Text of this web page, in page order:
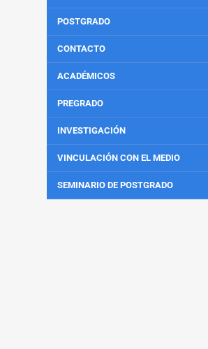
POSTGRADO
CONTACTO
ACADÉMICOS
PREGRADO
INVESTIGACIÓN
VINCULACIÓN CON EL MEDIO
SEMINARIO DE POSTGRADO